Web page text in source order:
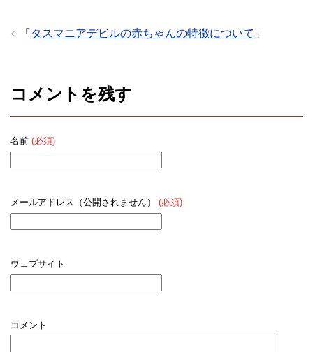
「 タスマニアデビルの赤ちゃんの特徴について 」
コメントを残す
名前 (必須)
メールアドレス（公開されません） (必須)
ウェブサイト
コメント